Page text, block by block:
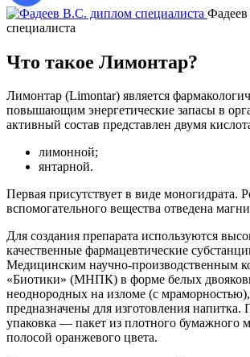
специалиста
Что такое Лимонтар?
Лимонтар (Limontar) является
повышающим энергетические запасы в
активный состав представлен двумя
лимонной;
янтарной.
Первая присутствует в виде моногидрата.
вспомогательного вещества отведена
Для создания препарата используются
качественные фармацевтические
Медицинским научно-производственным
«Биотики» (МНПК) в форме белых
неоднородных на изломе (с
предназначены для изготовления напитка.
упаковка — пакет из плотного бумажного
полосой оранжевого цвета.